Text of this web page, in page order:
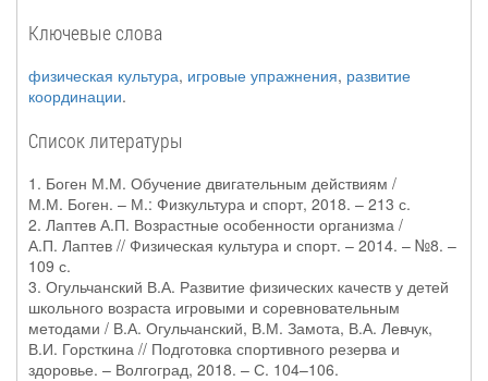
Ключевые слова
физическая культура, игровые упражнения, развитие
координации.
Список литературы
1. Боген М.М. Обучение двигательным действиям /
М.М. Боген. – М.: Физкультура и спорт, 2018. – 213 с.
2. Лаптев А.П. Возрастные особенности организма /
А.П. Лаптев // Физическая культура и спорт. – 2014. – №8. –
109 с.
3. Огульчанский В.А. Развитие физических качеств у детей
школьного возраста игровыми и соревновательным
методами / В.А. Огульчанский, В.М. Замота, В.А. Левчук,
В.И. Горсткина // Подготовка спортивного резерва и
здоровье. – Волгоград, 2018. – С. 104–106.